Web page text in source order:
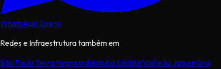
WhatsApp Direto
Redes e Infraestrutura também em
São Paulo Serra Negra Indaiatuba LindóiaVinhedo Jaguariúna